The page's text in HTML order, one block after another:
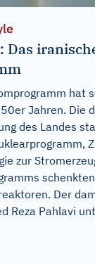
Das
hat
Jahren. Die
des Landes
zur
Der
Reza Pahlavi